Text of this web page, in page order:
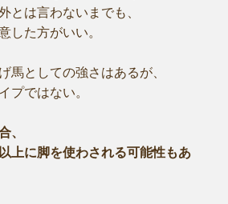
とは言わないまでも、
した方がいい。
馬としての強さはあるが、
プではない。
、
上に脚を使わされる可能性もあ